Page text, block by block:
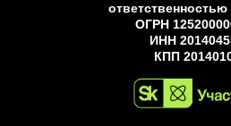
ОГРН
ИНН
КПП